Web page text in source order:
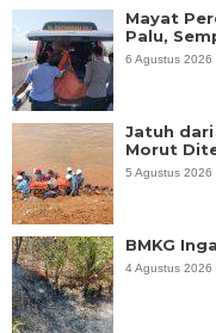
Mayat
Palu,
6 Agustus 2026
Jatuh
Morut
5 Agustus 2026
BMKG
4 Agustus 2026